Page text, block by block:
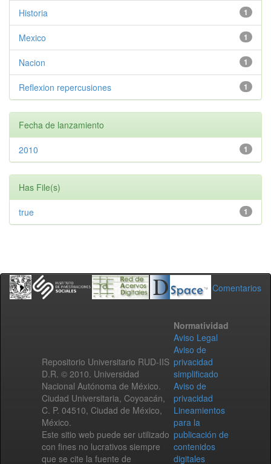
1
Historia
1
Mexico
1
Nacion
1
Reflexion repercusiones
Fecha de lanzamiento
1
2010
Has File(s)
1
true
Comentarios
Repositorio Universitario RUD-IIS
D.R. © 2010. Universidad
Nacional Autónoma de México.
Ciudad Universitaria, Coyoacán,
C. P. 04510, Ciudad de México,
México.
Este sitio web puede ser utilizado
con fines no lucrativos siempre
que se cite la fuente de
Normatividad
Aviso Legal
Aviso de
privacidad
simplificado
Aviso de
privacidad
Lineamientos
para la
publicación de
contenidos
digitales